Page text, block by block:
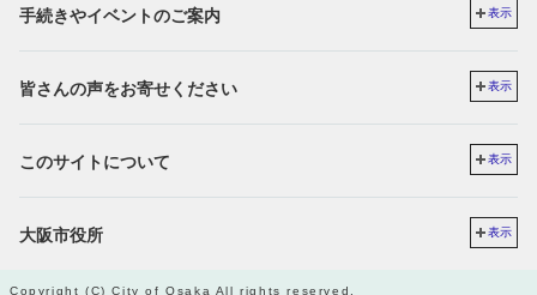
手続きやイベントのご案内 表示
皆さんの声をお寄せください 表示
このサイトについて 表示
大阪市役所 表示
Copyright (C) City of Osaka All rights reserved.